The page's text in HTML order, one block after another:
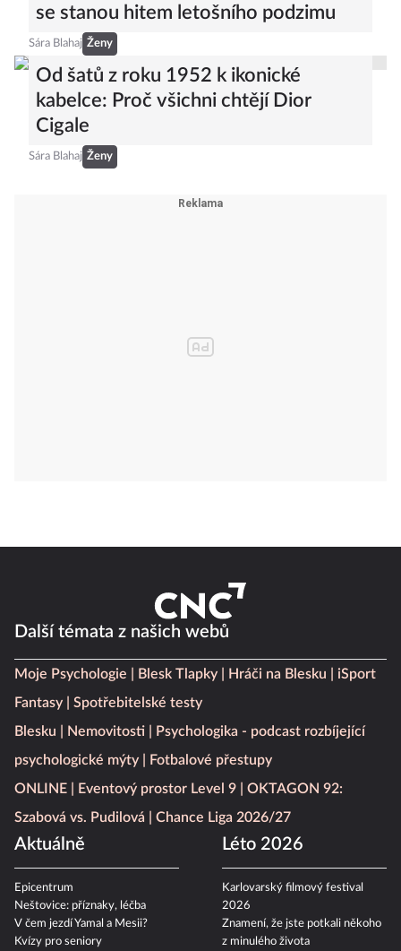
se stanou hitem letošního podzimu
Sára Blahaj Ženy
Od šatů z roku 1952 k ikonické
kabelce: Proč všichni chtějí Dior
Cigale
Sára Blahaj Ženy
Další témata z našich webů
Moje Psychologie Blesk Tlapky Hráči na Blesku
iSport
Fantasy
Spotřebitelské testy
Blesku
Nemovitosti
Psychologika - podcast rozbíjející
psychologické mýty
Fotbalové přestupy
ONLINE
Eventový prostor Level 9
OKTAGON 92:
Szabová vs. Pudilová
Chance Liga 2026/27
Aktuálně
Epicentrum
Neštovice: příznaky, léčba
V čem jezdí Yamal a Mesii?
Kvízy pro seniory
Léto 2026
Karlovarský filmový festival
2026
Znamení, že jste potkali někoho
z minulého života